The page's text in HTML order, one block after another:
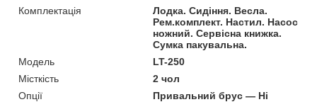
Комплектація
Лодка. Сидіння. Весла.
Рем.комплект. Настил. Насос
ножний. Сервісна книжка.
Сумка пакувальна.
Мoдель
LT-250
Місткість
2 чол
Опції
Привальний брус — Ні